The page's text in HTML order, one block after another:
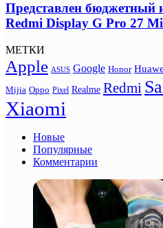
Представлен бюджетный
Redmi Display G Pro 27
МЕТКИ
Apple ASUS Google Honor
Mijia Oppo Pixel Realme Redmi
Xiaomi
Новые
Популярные
Комментарии